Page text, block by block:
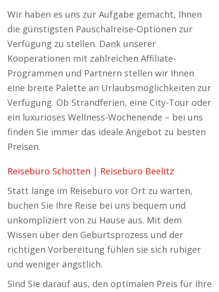
Wir haben es uns zur Aufgabe gemacht, Ihnen
die günstigsten Pauschalreise-Optionen zur
Verfügung zu stellen. Dank unserer
Kooperationen mit zahlreichen Affiliate-
Programmen und Partnern stellen wir Ihnen
eine breite Palette an Urlaubsmöglichkeiten zur
Verfügung. Ob Strandferien, eine City-Tour oder
ein luxuriöses Wellness-Wochenende – bei uns
finden Sie immer das ideale Angebot zu besten
Preisen.
Reisebüro Schotten | Reisebüro Beelitz
Statt lange im Reisebüro vor Ort zu warten,
buchen Sie Ihre Reise bei uns bequem und
unkompliziert von zu Hause aus. Mit dem
Wissen über den Geburtsprozess und der
richtigen Vorbereitung fühlen sie sich ruhiger
und weniger ängstlich.
Sind Sie darauf aus, den optimalen Preis für Ihre